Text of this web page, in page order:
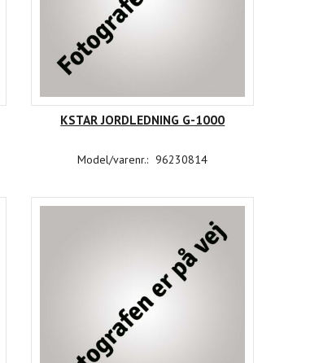
KSTAR JORDLEDNING G-1000
Model/varenr.: 96230814